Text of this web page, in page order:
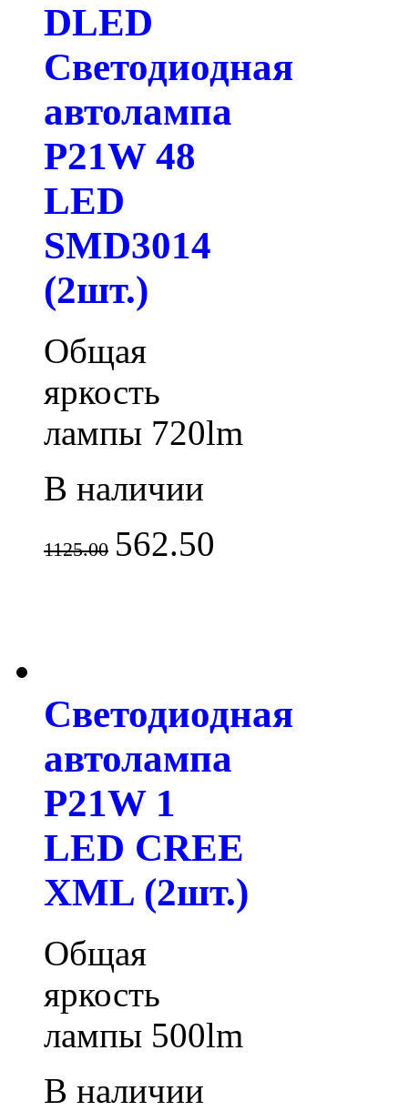
DLED
Светодиодная
автолампа
P21W 48
LED
SMD3014
(2шт.)
Общая
яркость
лампы 720lm
В наличии
1125.00 562.50
Светодиодная
автолампа
P21W 1
LED CREE
XML (2шт.)
Общая
яркость
лампы 500lm
В наличии